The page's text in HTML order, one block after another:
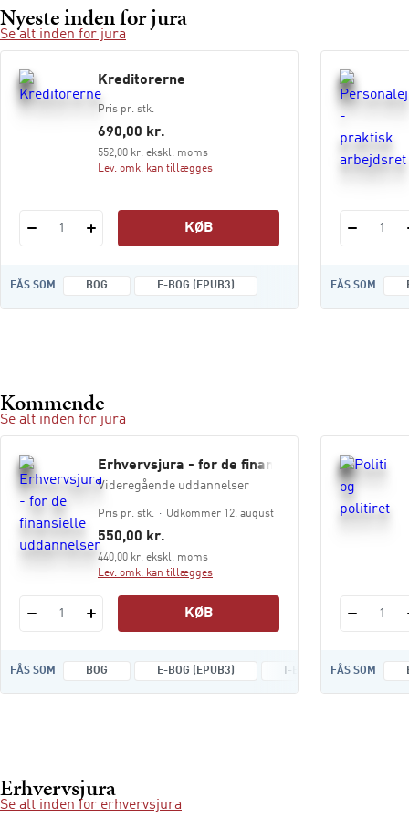
Nyeste inden for jura
Se alt inden for jura
Kreditorerne
Pris pr. stk.
690,00 kr.
552,00 kr. ekskl. moms
Lev. omk. kan tillægges
1 KØB
FÅS SOM BOG E-BOG (EPUB3)
1
FÅS SOM
Kommende
Se alt inden for jura
Erhvervsjura - for de finansielle uddannelser
Videregående uddannelser
Pris pr. stk. Udkommer 12. august
550,00 kr.
440,00 kr. ekskl. moms
Lev. omk. kan tillægges
1 KØB
FÅS SOM BOG E-BOG (EPUB3) I-BOG
1
FÅS SOM
Erhvervsjura
Se alt inden for erhvervsjura